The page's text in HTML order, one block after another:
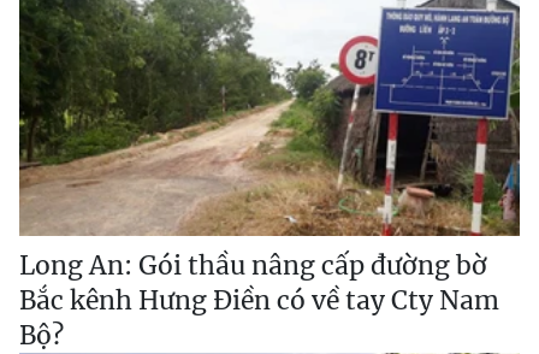
Long An: Gói thầu nâng cấp đường bờ
Bắc kênh Hưng Điền có về tay Cty Nam
Bộ?